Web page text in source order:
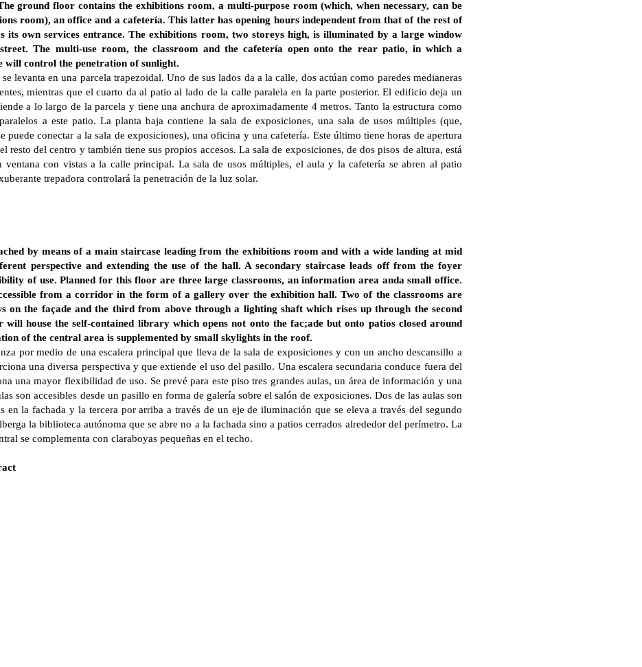
ground floor contains the exhibitions room, a multi-purpose room (which, when necessary, can be
room), an office and a cafetería. This latter has opening hours independent from that of the rest of
its own services entrance. The exhibitions room, two storeys high, is illuminated by a large window
The multi-use room, the classroom and the cafetería open onto the rear patio, in which a
will control the penetration of sunlight.
levanta en una parcela trapezoidal. Uno de sus lados da a la calle, dos actúan como paredes medianeras
mientras que el cuarto da al patio al lado de la calle paralela en la parte posterior. El edificio deja un
a lo largo de la parcela y tiene una anchura de aproximadamente 4 metros. Tanto la estructura como
a este patio. La planta baja contiene la sala de exposiciones, una sala de usos múltiples (que,
puede conectar a la sala de exposiciones), una oficina y una cafetería. Este último tiene horas de apertura
resto del centro y también tiene sus propios accesos. La sala de exposiciones, de dos pisos de altura, está
ventana con vistas a la calle principal. La sala de usos múltiples, el aula y la cafetería se abren al patio
trepadora controlará la penetración de la luz solar.
by means of a main staircase leading from the exhibitions room and with a wide landing at mid
perspective and extending the use of the hall. A secondary staircase leads off from the foyer
of use. Planned for this floor are three large classrooms, an information area anda small office.
from a corridor in the form of a gallery over the exhibition hall. Two of the classrooms are
on the façade and the third from above through a lighting shaft which rises up through the second
will house the self-contained library which opens not onto the fac;ade but onto patios closed around
of the central area is supplemented by small skylights in the roof.
por medio de una escalera principal que lleva de la sala de exposiciones y con un ancho descansillo a
una diversa perspectiva y que extiende el uso del pasillo. Una escalera secundaria conduce fuera del
una mayor flexibilidad de uso. Se prevé para este piso tres grandes aulas, un área de información y una
son accesibles desde un pasillo en forma de galería sobre el salón de exposiciones. Dos de las aulas son
en la fachada y la tercera por arriba a través de un eje de iluminación que se eleva a través del segundo
la biblioteca autónoma que se abre no a la fachada sino a patios cerrados alrededor del perímetro. La
se complementa con claraboyas pequeñas en el techo.